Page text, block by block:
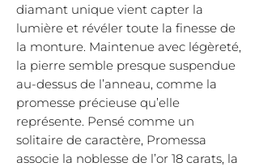
diamant unique vient capter la
lumière et révéler toute la finesse de
la monture. Maintenue avec légèreté,
la pierre semble presque suspendue
au-dessus de l’anneau, comme la
promesse précieuse qu’elle
représente. Pensé comme un
solitaire de caractère, Promessa
associe la noblesse de l’or 18 carats, la